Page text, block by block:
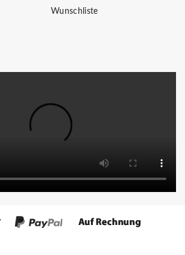
Wunschliste